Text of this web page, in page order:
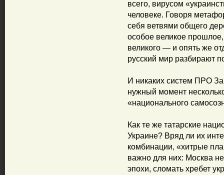
всего, вирусом
человеке. Говоря
себя ветвями общего
особое великое
великого — и опять же
русский мир разбирают
И никаких систем ПРО
нужный момент
«национального
Как те же татарские
Украине? Вряд ли их
комбинации, «хитрые
важно для них: Москва
эпохи, сломать хребет